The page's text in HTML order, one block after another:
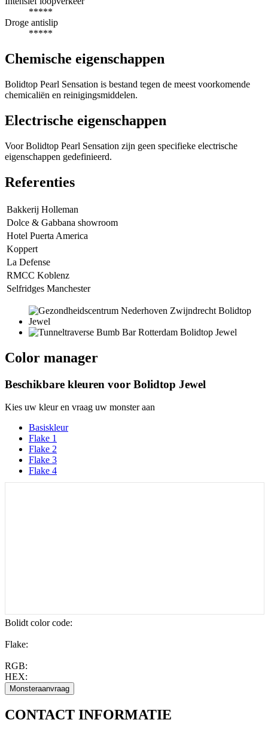
*****
Droge antislip
*****
Chemische eigenschappen
Bolidtop Pearl Sensation is bestand tegen de meest voorkomende
chemicaliën en reinigingsmiddelen.
Electrische eigenschappen
Voor Bolidtop Pearl Sensation zijn geen specifieke electrische
eigenschappen gedefinieerd.
Referenties
Bakkerij Holleman
Dolce & Gabbana showroom
Hotel Puerta America
Koppert
La Defense
RMCC Koblenz
Selfridges Manchester
Color manager
Beschikbare kleuren voor Bolidtop Jewel
Kies uw kleur en vraag uw monster aan
Basiskleur
Flake 1
Flake 2
Flake 3
Flake 4
Bolidt color code:
Flake:
RGB:
HEX:
CONTACT INFORMATIE